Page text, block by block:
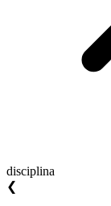
disciplina
❮